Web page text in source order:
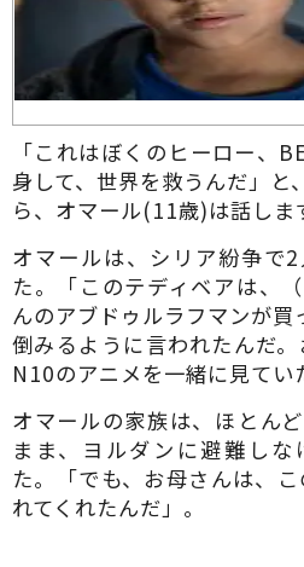
「これはぼくのヒーロー、
身して、世界を救うんだ」と
ら、オマール(11歳)は話しま
オマールは、シリア紛争で
た。「このテディベアは、
んのアブドゥルラフマンが買
倒みるように言われたんだ
N10のアニメを一緒に見てい
オマールの家族は、ほとん
まま、ヨルダンに避難し
た。「でも、お母さんは、
れてくれたんだ」。